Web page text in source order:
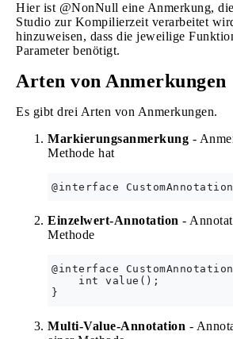
Hier ist @NonNull eine Anmerkung,
Studio zur Kompilierzeit verarbeitet
hinzuweisen, dass die jeweilige
Parameter benötigt.
Arten von Anmerkungen
Es gibt drei Arten von Anmerkungen.
Markierungsanmerkung -
Methode hat
Einzelwert-Annotation -
Methode
@interface
    int value();
Multi-Value-Annotation -